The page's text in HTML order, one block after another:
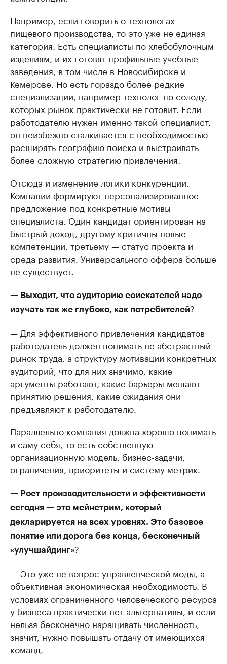
Например, если говорить о технологах
пищевого производства, то это уже не единая
категория. Есть специалисты по хлебобулочным
изделиям, и их готовят профильные учебные
заведения, в том числе в Новосибирске и
Кемерове. Но есть гораздо более редкие
специализации, например технолог по солоду,
которых рынок практически не готовит. Если
работодателю нужен именно такой специалист,
он неизбежно сталкивается с необходимостью
расширять географию поиска и выстраивать
более сложную стратегию привлечения.
Отсюда и изменение логики конкуренции.
Компании формируют персонализированное
предложение под конкретные мотивы
специалиста. Один кандидат ориентирован на
быстрый доход, другому критичны новые
компетенции, третьему — статус проекта и
среда развития. Универсального оффера больше
не существует.
— Выходит, что аудиторию соискателей надо
изучать так же глубоко, как потребителей?
— Для эффективного привлечения кандидатов
работодатель должен понимать не абстрактный
рынок труда, а структуру мотивации конкретных
аудиторий, что для них значимо, какие
аргументы работают, какие барьеры мешают
принятию решения, какие ожидания они
предъявляют к работодателю.
Параллельно компания должна хорошо понимать
и саму себя, то есть собственную
организационную модель, бизнес-задачи,
ограничения, приоритеты и систему метрик.
— Рост производительности и эффективности
сегодня — это мейнстрим, который
декларируется на всех уровнях. Это базовое
понятие или дорога без конца, бесконечный
«улучшайдинг»?
— Это уже не вопрос управленческой моды, а
объективная экономическая необходимость. В
условиях ограниченного человеческого ресурса
у бизнеса практически нет альтернативы, и если
нельзя бесконечно наращивать численность,
значит, нужно повышать отдачу от имеющихся
команд.